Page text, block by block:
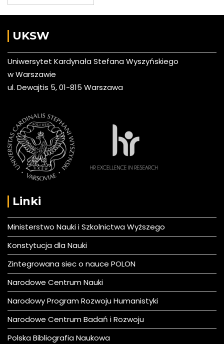
UKSW
Uniwersytet Kardynała Stefana Wyszyńskiego
w Warszawie
ul. Dewajtis 5, 01-815 Warszawa
Linki
Ministerstwo Nauki i Szkolnictwa Wyższego
Konstytucja dla Nauki
Zintegrowana siec o nauce POLON
Narodowe Centrum Nauki
Narodowy Program Rozwoju Humanistyki
Narodowe Centrum Badań i Rozwoju
Polska Bibliografia Naukowa